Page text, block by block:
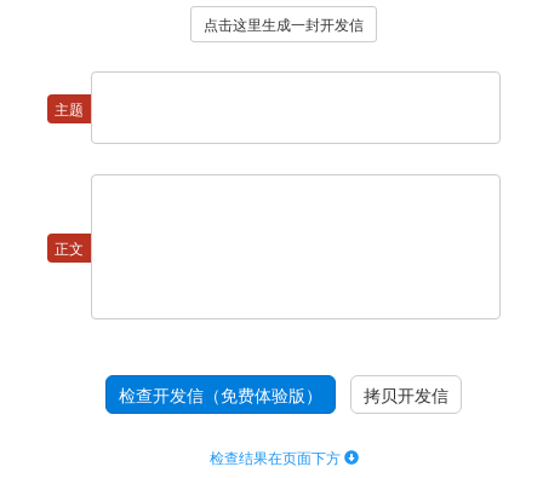
点击这里生成一封开发信
主题
正文
检查开发信（免费体验版） 拷贝开发信
检查结果在页面下方